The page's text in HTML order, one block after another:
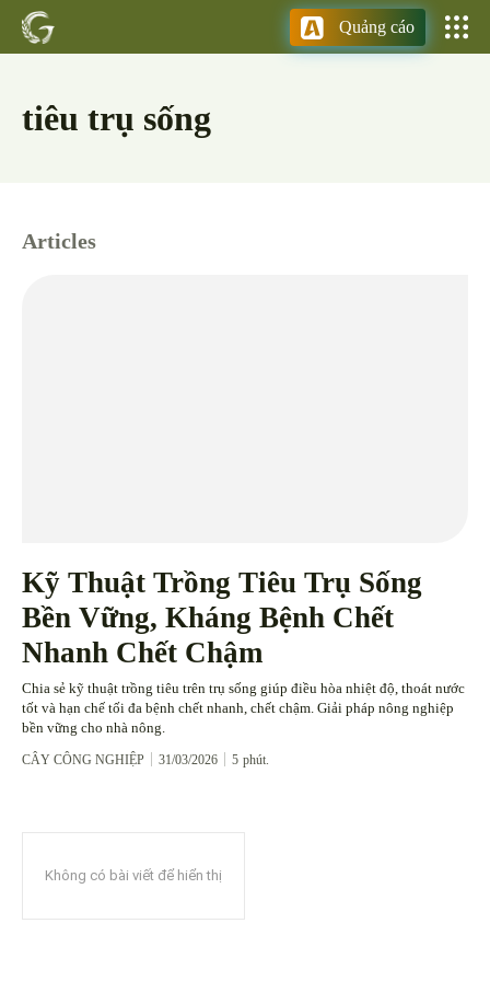
Quảng cáo
tiêu trụ sống
Articles
Kỹ Thuật Trồng Tiêu Trụ Sống
Bền Vững, Kháng Bệnh Chết
Nhanh Chết Chậm
Chia sẻ kỹ thuật trồng tiêu trên trụ sống giúp điều hòa nhiệt độ, thoát nước
tốt và hạn chế tối đa bệnh chết nhanh, chết chậm. Giải pháp nông nghiệp
bền vững cho nhà nông.
CÂY CÔNG NGHIỆP 31/03/2026 5 phút.
Không có bài viết để hiển thị